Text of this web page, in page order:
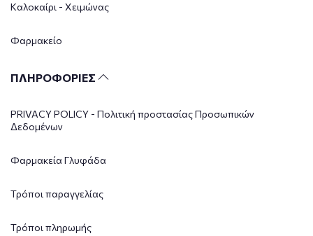
Καλοκαίρι - Χειμώνας
Φαρμακείο
ΠΛΗΡΟΦΟΡΙΕΣ
PRIVACY POLICY - Πολιτική προστασίας Προσωπικών
Δεδομένων
Φαρμακεία Γλυφάδα
Τρόποι παραγγελίας
Τρόποι πληρωμής